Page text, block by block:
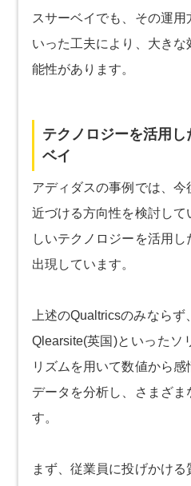
スサーベイでも、その運
いった工夫により、大き
能性があります。
テクノロジーを活用
ベイ
アディダスの事例では、
近づける方向性を検討し
しいテクノロジーを活用
出現しています。
上述のQualtricsのみなら
Qlearsite(英国)といったソ
リズムを用いて数値から
データを分析し、さまざま
す。
まず、従業員に投げかけ